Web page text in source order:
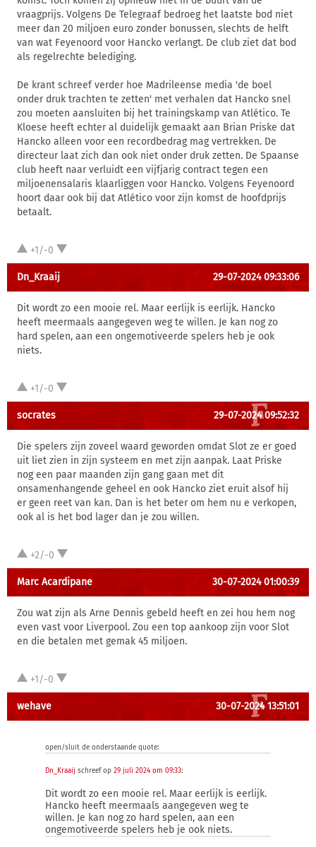
vraagprijs. Volgens De Telegraaf bedroeg het laatste bod niet
meer dan 20 miljoen euro zonder bonussen, slechts de helft
van wat Feyenoord voor Hancko verlangt. De club ziet dat bod
als regelrechte belediging.
De krant schreef verder hoe Madrileense media 'de boel
onder druk trachten te zetten' met verhalen dat Hancko snel
zou moeten aansluiten bij het trainingskamp van Atlético. Te
Kloese heeft echter al duidelijk gemaakt aan Brian Priske dat
Hancko alleen voor een recordbedrag mag vertrekken. De
directeur laat zich dan ook niet onder druk zetten. De Spaanse
club heeft naar verluidt een vijfjarig contract tegen een
miljoenensalaris klaarliggen voor Hancko. Volgens Feyenoord
hoort daar ook bij dat Atlético voor zijn komst de hoofdprijs
betaalt.
+1/-0
Dn_Kraaij 29-07-2024 09:33:06
Dit wordt zo een mooie rel. Maar eerlijk is eerlijk. Hancko
heeft meermaals aangegeven weg te willen. Je kan nog zo
hard spelen, aan een ongemotiveerde spelers heb je ook
niets.
+1/-0
socrates 29-07-2024 09:52:32
Die spelers zijn zoveel waard geworden omdat Slot ze er goed
uit liet zien in zijn systeem en met zijn aanpak. Laat Priske
nog een paar maanden zijn gang gaan met dit
onsamenhangende geheel en ook Hancko ziet eruit alsof hij
er geen reet van kan. Dan is het beter om hem nu e verkopen,
ook al is het bod lager dan je zou willen.
+2/-0
Marc Acardipane 30-07-2024 01:00:39
Zou wat zijn als Arne Dennis gebeld heeft en zei hou hem nog
even vast voor Liverpool. Zou een top aankoop zijn voor Slot
en die betalen met gemak 45 miljoen.
+1/-0
wehave 30-07-2024 13:51:01
open/sluit de onderstaande quote:
Dn_Kraaij schreef op 29 juli 2024 om 09:33:
Dit wordt zo een mooie rel. Maar eerlijk is eerlijk.
Hancko heeft meermaals aangegeven weg te
willen. Je kan nog zo hard spelen, aan een
ongemotiveerde spelers heb je ook niets.